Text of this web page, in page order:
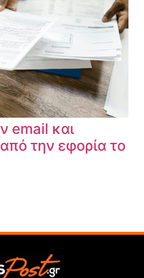
email και
την εφορία το